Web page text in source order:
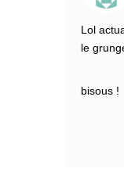
Lol
le
bisous !